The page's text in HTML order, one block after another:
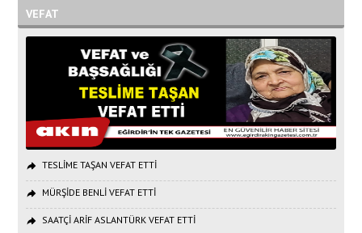
VEFAT
TESLİME TAŞAN VEFAT ETTİ
MÜRŞİDE BENLİ VEFAT ETTİ
SAATÇİ ARİF ASLANTÜRK VEFAT ETTİ